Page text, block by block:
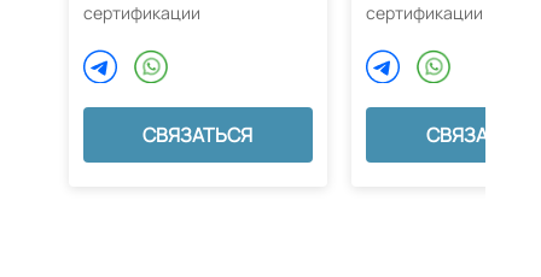
сертификации
СВЯЗАТЬСЯ
сертификации
СВЯЗАТЬСЯ